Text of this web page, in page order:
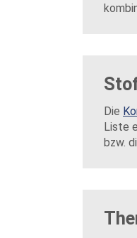
Die
Liste
bzw.